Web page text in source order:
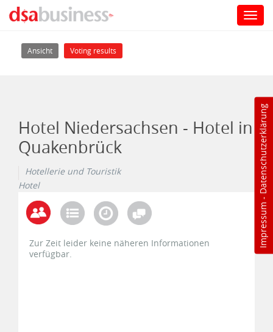
Impressum
-
Datenschutzerklärung
Haupt-Reiter
Ansicht (aktiver Reiter)
Voting results
Hotel Niedersachsen - Hotel in
Quakenbrück
Hotellerie und Touristik
Hotel
Zur Zeit leider keine näheren Informationen
verfügbar.